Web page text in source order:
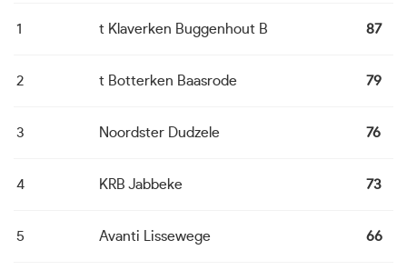
1 t Klaverken Buggenhout B 87
2 t Botterken Baasrode 79
3 Noordster Dudzele 76
4 KRB Jabbeke 73
5 Avanti Lissewege 66